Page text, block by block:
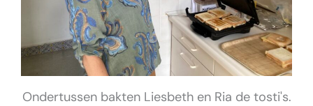
Ondertussen bakten Liesbeth en Ria de tosti's.